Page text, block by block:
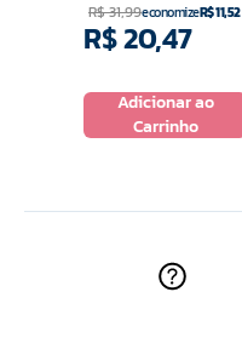
R$31,99economizeR$11,52
R$20,47
Adicionar ao
Carrinho